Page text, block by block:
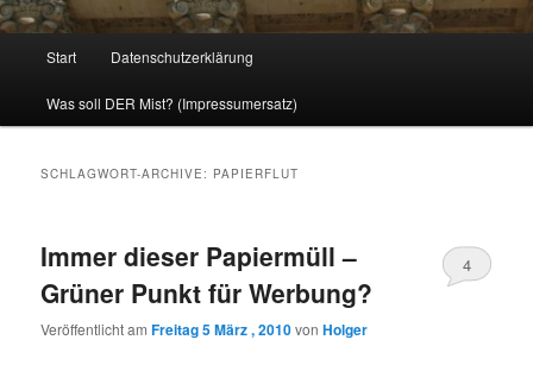
Zum
Inhalt
Zum
sekundären
Start Datenschutzerklärung
Was soll DER Mist? (Impressumersatz)
SCHLAGWORT-ARCHIVE: PAPIERFLUT
Immer dieser Papiermüll –
Grüner Punkt für Werbung?
Veröffentlicht amFreitag 5 März , 2010vonHolger
4